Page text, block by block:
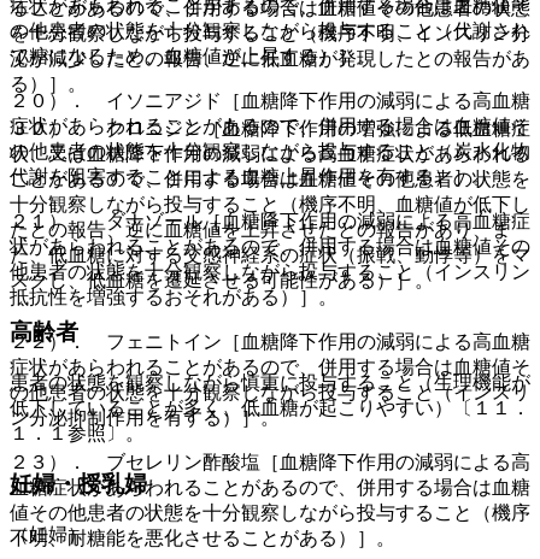
ることがあるので、併用する場合は血糖値その他患者の状態
を十分観察しながら投与すること（機序不明、インスリン分
泌が減少したとの報告、逆に低血糖が発現したとの報告があ
る）］。
３０）． クロニジン［血糖降下作用の増強による低血糖症
状、又は血糖降下作用の減弱による高血糖症状があらわれる
ことがあるので、併用する場合は血糖値その他患者の状態を
十分観察しながら投与すること（機序不明、血糖値が低下し
たとの報告、逆に血糖値を上昇させたとの報告があり、ま
た、低血糖に対する交感神経系の症状（振戦、動悸等）をマ
スクし、低血糖を遷延させる可能性がある）］。
高齢者
患者の状態を観察しながら慎重に投与すること（生理機能が
低下していることが多く、低血糖が起こりやすい）〔１１．
１．１参照〕。
妊婦・授乳婦
（妊婦）
症状があらわれることがあるので、併用する場合は血糖値そ
の他患者の状態を十分観察しながら投与すること（代謝され
て糖になるため、血糖値が上昇する）］。
２０）． イソニアジド［血糖降下作用の減弱による高血糖
症状があらわれることがあるので、併用する場合は血糖値そ
の他患者の状態を十分観察しながら投与すること（炭水化物
代謝を阻害することによる血糖上昇作用を有する）］。
２１）． ダナゾール［血糖降下作用の減弱による高血糖症
状があらわれることがあるので、併用する場合は血糖値その
他患者の状態を十分観察しながら投与すること（インスリン
抵抗性を増強するおそれがある）］。
２２）． フェニトイン［血糖降下作用の減弱による高血糖
症状があらわれることがあるので、併用する場合は血糖値そ
の他患者の状態を十分観察しながら投与すること（インスリ
ン分泌抑制作用を有する）］。
２３）． ブセレリン酢酸塩［血糖降下作用の減弱による高
血糖症状があらわれることがあるので、併用する場合は血糖
値その他患者の状態を十分観察しながら投与すること（機序
不明、耐糖能を悪化させることがある）］。